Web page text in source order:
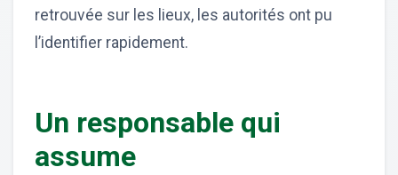
retrouvée sur les lieux, les autorités ont pu
l’identifier rapidement.
Un responsable qui
assume